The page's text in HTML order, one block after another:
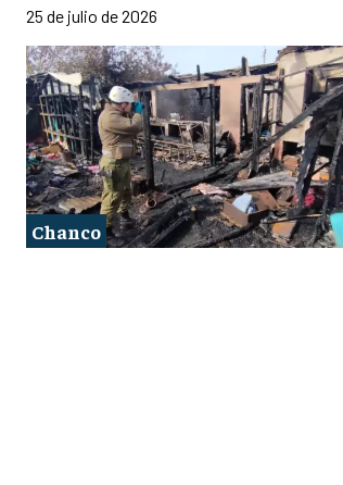
25 de julio de 2026
Chanco